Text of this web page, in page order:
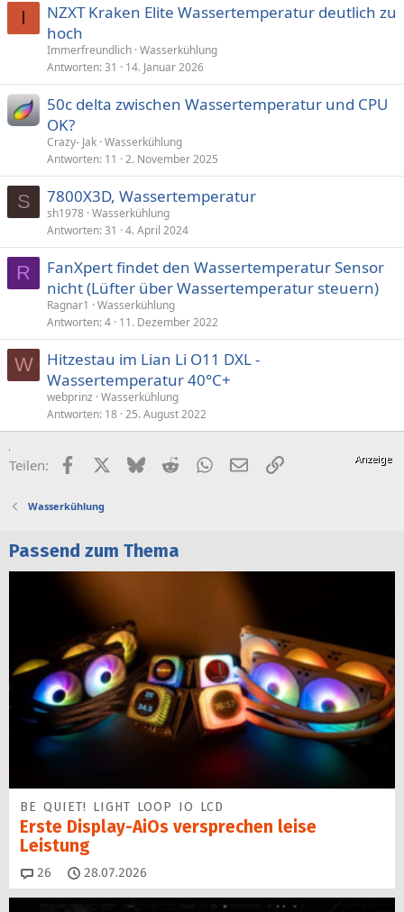
I
NZXT Kraken Elite Wassertemperatur deutlich zu
hoch
Immerfreundlich Wasserkühlung
Antworten 31 14. Januar 2026
50c delta zwischen Wassertemperatur und CPU
OK?
Crazy- Jak Wasserkühlung
Antworten 11 2. November 2025
S 7800X3D, Wassertemperatur
sh1978 Wasserkühlung
Antworten 31 4. April 2024
R
FanXpert findet den Wassertemperatur Sensor
nicht (Lüfter über Wassertemperatur steuern)
Ragnar1
Wasserkühlung
Antworten 4 11. Dezember 2022
W
Hitzestau im Lian Li O11 DXL -
Wassertemperatur 40°C+
webprinz Wasserkühlung
Antworten 18 25. August 2022
Teilen: FacebookX (Twitter)
BlueskyRedditWhatsApp
E-MailLink
Wasserkühlung
Passend zum Thema
BE QUIET! LIGHT LOOP IO LCD
Erste Display-AiOs versprechen leise
Leistung
26 Kommentare
28.07.2026